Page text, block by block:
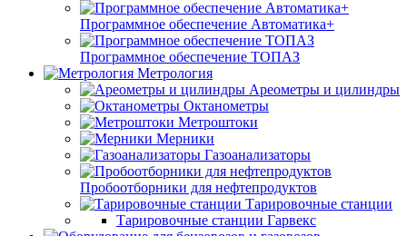
Программное обеспечение Автоматика+
Программное обеспечение ТОПАЗ
Метрология
Ареометры и цилиндры
Октанометры
Метроштоки
Мерники
Газоанализаторы
Пробоотборники для нефтепродуктов
Тарировочные станции
Тарировочные станции Гарвекс